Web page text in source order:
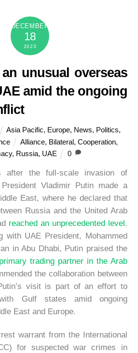
DECEMBER
18
2023
unusual overseas
amid the ongoing
Asia Pacific, Europe, News, Politics,
Alliance, Bilateral,Cooperation,
, Russia, UAE 0
after the full-scale invasion of
Vladimir Putin made a
East, where he declared that
Russia and the United Arab
reached an unprecedented level.
with UAE President, Mohammed
in Abu Dhabi, Putin praised the
trading partner in the Arab
the collaboration between
visit is part of an effort to
Gulf states amid ongoing
East and Europe.
warrant from the International
for suspected war crimes in